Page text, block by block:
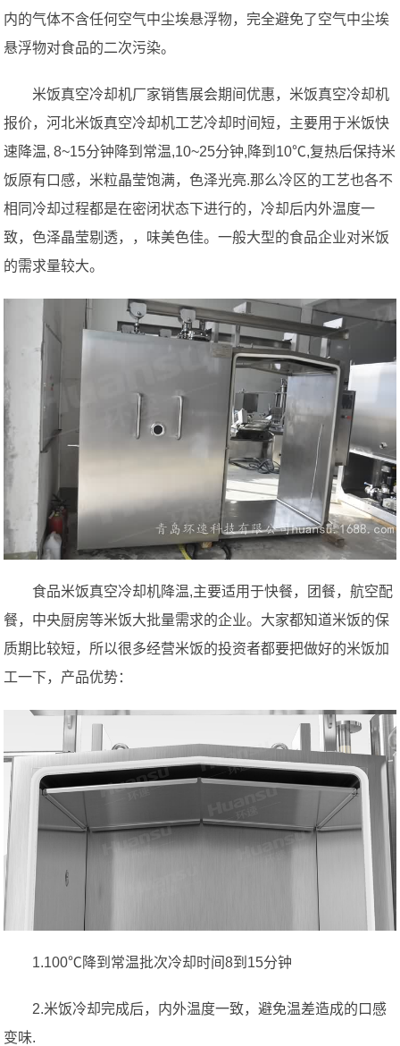
内的气体不含任何空气中尘埃悬浮物，完全避免了空气中尘埃
悬浮物对食品的二次污染。
米饭真空冷却机厂家销售展会期间优惠，米饭真空冷却机
报价，河北米饭真空冷却机工艺冷却时间短，主要用于米饭快
速降温, 8~15分钟降到常温,10~25分钟,降到10℃,复热后保持米
饭原有口感，米粒晶莹饱满，色泽光亮.那么冷区的工艺也各不
相同冷却过程都是在密闭状态下进行的，冷却后内外温度一
致，色泽晶莹剔透，，味美色佳。一般大型的食品企业对米饭
的需求量较大。
食品米饭真空冷却机降温,主要适用于快餐，团餐，航空配
餐，中央厨房等米饭大批量需求的企业。大家都知道米饭的保
质期比较短，所以很多经营米饭的投资者都要把做好的米饭加
工一下，产品优势：
1.100℃降到常温批次冷却时间8到15分钟
2.米饭冷却完成后，内外温度一致，避免温差造成的口感
变味.